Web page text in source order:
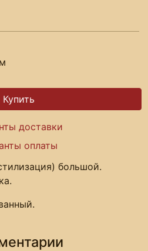
доставки
оплаты
большой.